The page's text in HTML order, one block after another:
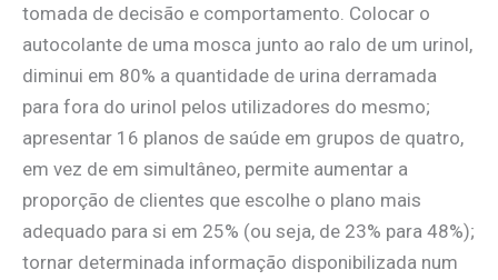
tomada de decisão e comportamento. Colocar o
autocolante de uma mosca junto ao ralo de um urinol,
diminui em 80% a quantidade de urina derramada
para fora do urinol pelos utilizadores do mesmo;
apresentar 16 planos de saúde em grupos de quatro,
em vez de em simultâneo, permite aumentar a
proporção de clientes que escolhe o plano mais
adequado para si em 25% (ou seja, de 23% para 48%);
tornar determinada informação disponibilizada num